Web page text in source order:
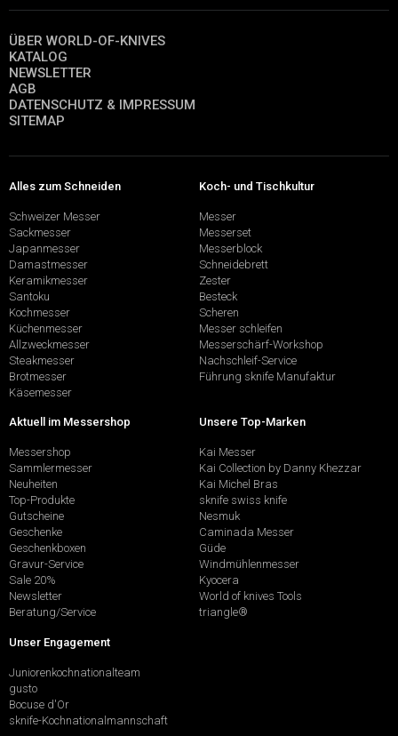
ÜBER WORLD-OF-KNIVES
KATALOG
NEWSLETTER
AGB
DATENSCHUTZ & IMPRESSUM
SITEMAP
Alles zum Schneiden
Schweizer Messer
Sackmesser
Japanmesser
Damastmesser
Keramikmesser
Santoku
Kochmesser
Küchenmesser
Allzweckmesser
Steakmesser
Brotmesser
Käsemesser
Koch- und Tischkultur
Messer
Messerset
Messerblock
Schneidebrett
Zester
Besteck
Scheren
Messer schleifen
Messerschärf-Workshop
Nachschleif-Service
Führung sknife Manufaktur
Aktuell im Messershop
Messershop
Sammlermesser
Neuheiten
Top-Produkte
Gutscheine
Geschenke
Geschenkboxen
Gravur-Service
Sale 20%
Newsletter
Beratung/Service
Unsere Top-Marken
Kai Messer
Kai Collection by Danny Khezzar
Kai Michel Bras
sknife swiss knife
Nesmuk
Caminada Messer
Güde
Windmühlenmesser
Kyocera
World of knives Tools
triangle®
Unser Engagement
Juniorenkochnationalteam
gusto
Bocuse d'Or
sknife-Kochnationalmannschaft